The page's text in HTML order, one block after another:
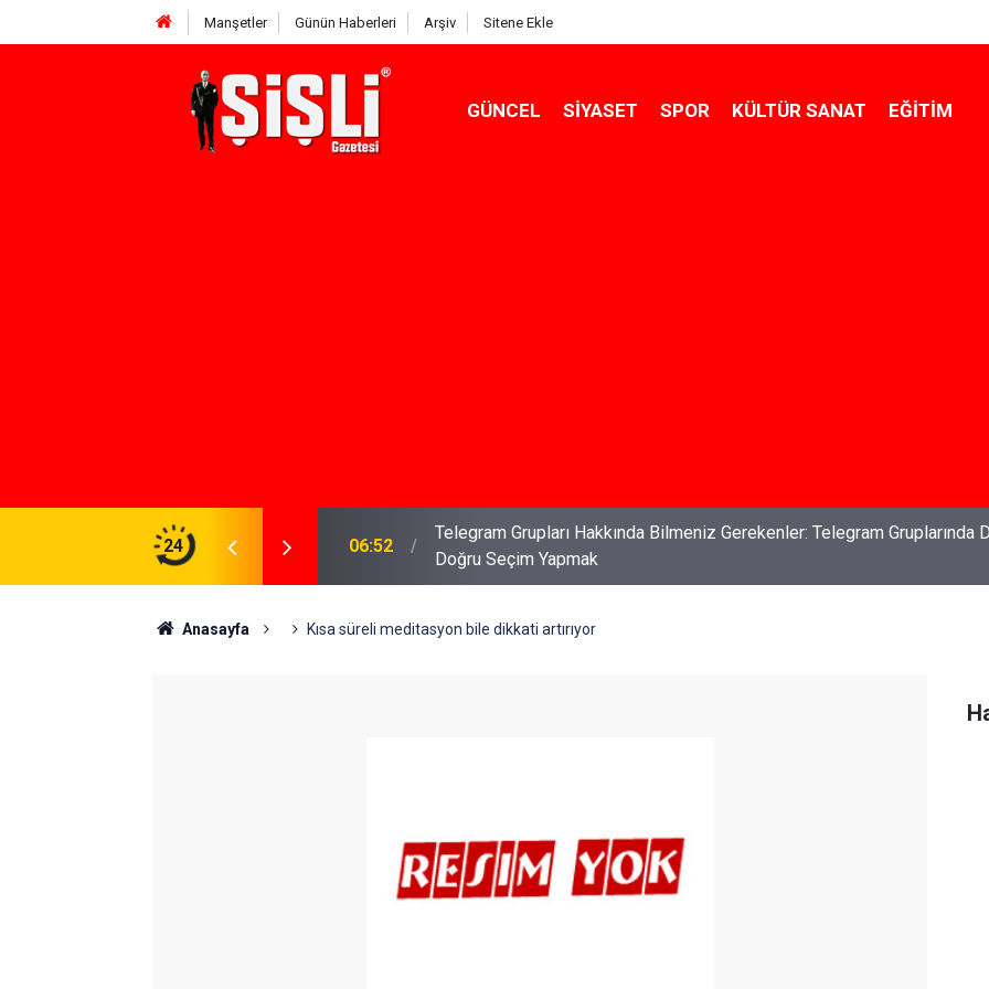
Manşetler Günün Haberleri Arşiv Sitene Ekle
GÜNCEL SIYASET SPOR KÜLTÜR SANAT EĞITIM
24
Gerekenler: Telegram Gruplarında Daha
04:43 İş Davaları: Haklarınızı Bilmek ve Koruma Altına Almak
Anasayfa Kısa süreli meditasyon bile dikkati artırıyor